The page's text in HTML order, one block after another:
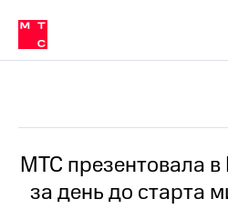
Медиа-центр
и акционерам
Устойчивое развитие
Комплаенс и деловая этика
компании
Карьера
История
компании
в МТС
Пресс-
релизы
МТС презентовала в
за день до старта